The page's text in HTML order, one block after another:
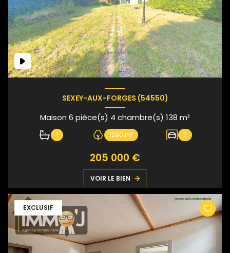
SEXEY-AUX-FORGES (54550)
Maison 6 pièce(s) 4 chambre(s) 138 m²
1 1290 m² 2
205 000 €
VOIR LE BIEN
EXCLUSIF